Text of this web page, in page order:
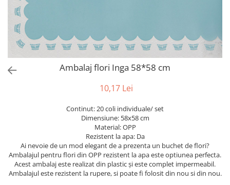
Vaze din sticla
Vase
Vase din ceramica
Mobilier urban
Scaune
Cala
Scabiosa
Tropicale
Bujor
Ranunculus
Trandafir
Mix de flori
Kit-uri Baloane
Rafii, clipsuri,pompe
Accesorii petrecere
Cake toppers
Decoratiuni baloane
Ochelari party
Pompoane
Rozete
Paturica Decor
Ambalaj flori Inga 58*58 cm
10,17 Lei
Continut: 20 coli individuale/ set
Dimensiune: 58x58 cm
Material: OPP
Rezistent la apa: Da
Ai nevoie de un mod elegant de a prezenta un buchet de flori?
Ambalajul pentru flori din OPP rezistent la apa este optiunea perfecta.
Acest ambalaj este realizat din plastic și este complet impermeabil.
Ambalajul este rezistent la rupere, si poate fi folosit din nou si din nou.